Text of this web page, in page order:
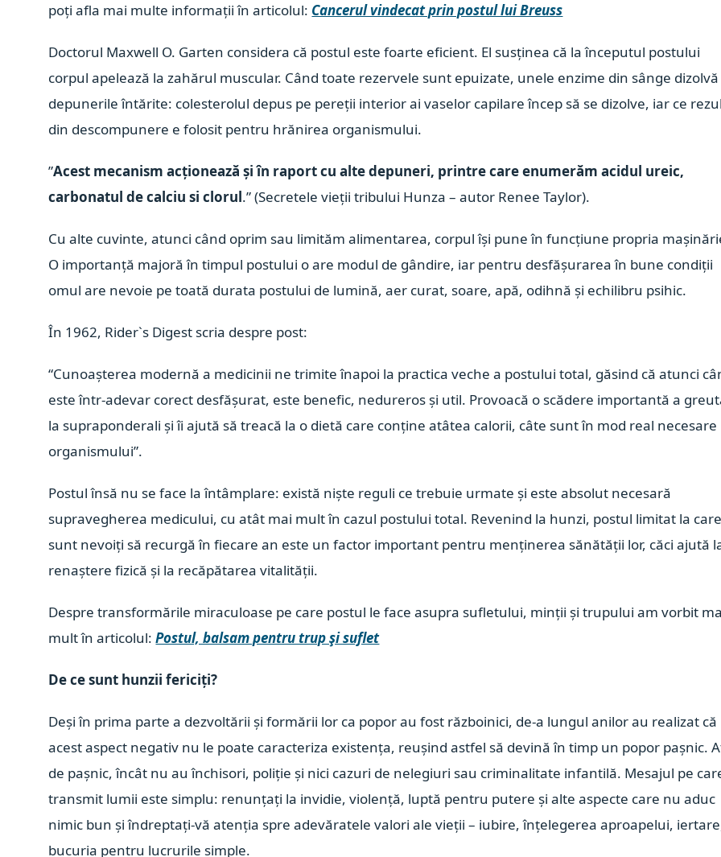
poți afla mai multe informații în articolul: Cancerul vindecat prin postul lui Breuss
Doctorul Maxwell O. Garten considera că postul este foarte eficient. El susținea că la începutul postului
corpul apelează la zahărul muscular. Când toate rezervele sunt epuizate, unele enzime din sânge dizolvă
depunerile întărite: colesterolul depus pe pereții interior ai vaselor capilare încep să se dizolve, iar ce
din descompunere e folosit pentru hrănirea organismului.
”Acest mecanism acționează și în raport cu alte depuneri, printre care enumerăm acidul ureic,
carbonatul de calciu si clorul.” (Secretele vieții tribului Hunza – autor Renee Taylor).
Cu alte cuvinte, atunci când oprim sau limităm alimentarea, corpul își pune în funcțiune propria
O importanță majoră în timpul postului o are modul de gândire, iar pentru desfășurarea în bune condiții
omul are nevoie pe toată durata postului de lumină, aer curat, soare, apă, odihnă și echilibru psihic.
În 1962, Rider`s Digest scria despre post:
“Cunoașterea modernă a medicinii ne trimite înapoi la practica veche a postului total, găsind că atunci
este într-adevar corect desfășurat, este benefic, nedureros și util. Provoacă o scădere importantă a
la supraponderali și îi ajută să treacă la o dietă care conține atâtea calorii, câte sunt în mod real necesare
organismului”.
Postul însă nu se face la întâmplare: există niște reguli ce trebuie urmate și este absolut necesară
supravegherea medicului, cu atât mai mult în cazul postului total. Revenind la hunzi, postul limitat la
sunt nevoiți să recurgă în fiecare an este un factor important pentru menținerea sănătății lor, căci ajută
renaștere fizică și la recăpătarea vitalității.
Despre transformările miraculoase pe care postul le face asupra sufletului, minții și trupului am vorbit
mult în articolul:Postul, balsam pentru trup şi suflet
De ce sunt hunzii fericiți?
Deși în prima parte a dezvoltării și formării lor ca popor au fost războinici, de-a lungul anilor au realizat că
acest aspect negativ nu le poate caracteriza existența, reușind astfel să devină în timp un popor pașnic.
de pașnic, încât nu au închisori, poliție și nici cazuri de nelegiuri sau criminalitate infantilă. Mesajul pe
transmit lumii este simplu: renunțați la invidie, violență, luptă pentru putere și alte aspecte care nu aduc
nimic bun și îndreptați-vă atenția spre adevăratele valori ale vieții – iubire, înțelegerea aproapelui,
bucuria pentru lucrurile simple.